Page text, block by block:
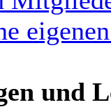
und